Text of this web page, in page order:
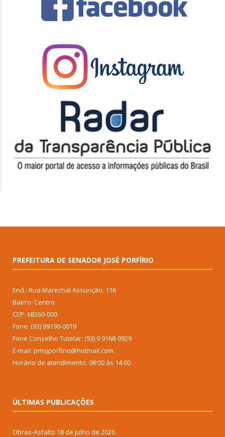
PREFEITURA DE SENADOR JOSÉ PORFÍRIO
End.: Rua Marechal Assunção, 116
Bairro: Centro
CEP: 68360-000
Fone: (93) 99190-0019
Fone Conselho Tutelar: (93) 9 9168-9929
E-mail: pmsjporfirio@hotmail.com
Horário de atendimento: 08:00 às 14:00
ÚLTIMAS PUBLICAÇÕES
Obras-Asfalto 18 de julho de 2026